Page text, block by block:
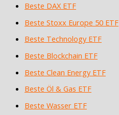
Beste DAX ETF
Beste Stoxx Europe 50 ETF
Beste Technology ETF
Beste Blockchain ETF
Beste Clean Energy ETF
Beste Öl & Gas ETF
Beste Wasser ETF